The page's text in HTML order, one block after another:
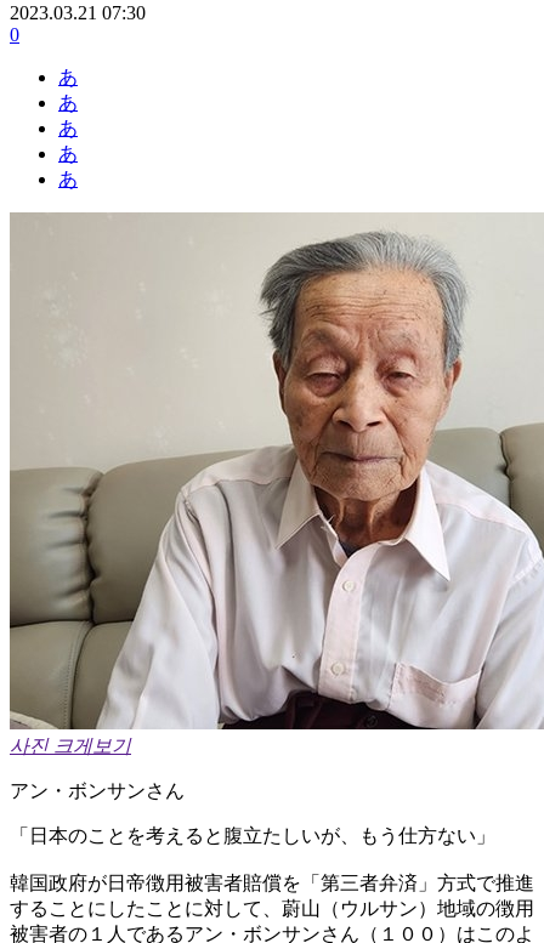
2023.03.21 07:30
0
あ
あ
あ
あ
あ
사진 크게보기
アン・ボンサンさん
「日本のことを考えると腹立たしいが、もう仕方ない」
韓国政府が日帝徴用被害者賠償を「第三者弁済」方式で推進
することにしたことに対して、蔚山（ウルサン）地域の徴用
被害者の１人であるアン・ボンサンさん（１００）はこのよ